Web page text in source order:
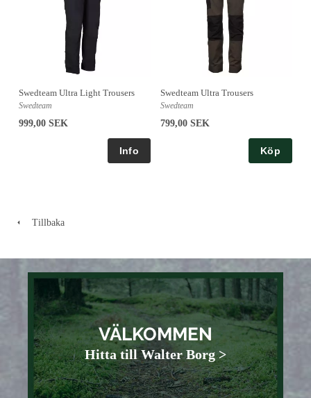
Swedteam Ultra Light Trousers
Swedteam
999,00 SEK
Swedteam Ultra Trousers
Swedteam
799,00 SEK
Köp
Tillbaka
VÄLKOMMEN
Hitta till Walter Borg >